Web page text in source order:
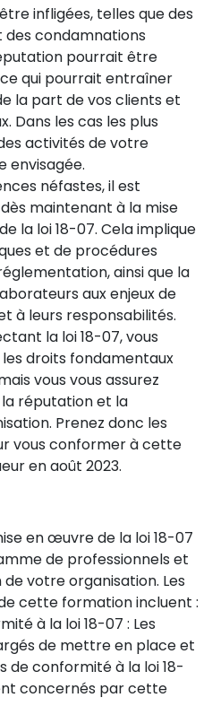
infligées, telles que des
des condamnations
pourrait être
qui pourrait entraîner
la part de vos clients et
Dans les cas les plus
activités de votre
envisagée.
néfastes, il est
maintenant à la mise
la loi 18-07. Cela implique
et de procédures
ainsi que la
aux enjeux de
à leurs responsabilités.
la loi 18-07, vous
droits fondamentaux
vous vous assurez
réputation et la
Prenez donc les
vous conformer à cette
en août 2023.
en œuvre de la loi 18-07
de professionnels et
votre organisation. Les
cette formation incluent :
à la loi 18-07 : Les
de mettre en place et
de conformité à la loi 18-
concernés par cette